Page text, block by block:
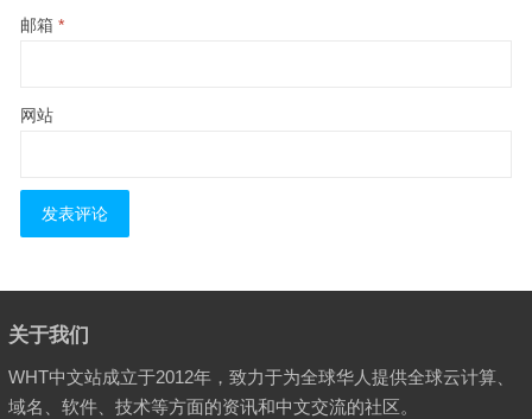
邮箱 *
网站
关于我们
WHT中文站成立于2012年，致力于为全球华人提供全球云计算、
域名、软件、技术等方面的资讯和中文交流的社区。